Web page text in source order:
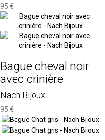
95 €
Bague cheval noir
avec crinière
Nach Bijoux
95 €